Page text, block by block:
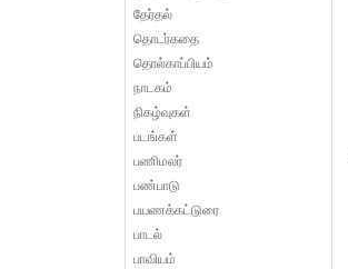
தேர்தல்
தொடர்கதை
தொல்காப்பியம்
நாடகம்
நிகழ்வுகள்
படங்கள்
பணிமலர்
பண்பாடு
பயணக்கட்டுரை
பாடல்
பாவியம்